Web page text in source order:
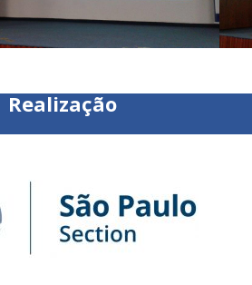
Realização